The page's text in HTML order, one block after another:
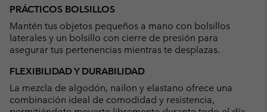
PRÁCTICOS BOLSILLOS
Mantén tus objetos pequeños a mano con bolsillos
laterales y un bolsillo con cierre de presión para
asegurar tus pertenencias mientras te desplazas.
FLEXIBILIDAD Y DURABILIDAD
La mezcla de algodón, nailon y elastano ofrece una
combinación ideal de comodidad y resistencia,